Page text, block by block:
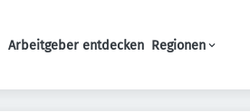
Haupt-Navigation
Arbeitgeber entdecken Regionen